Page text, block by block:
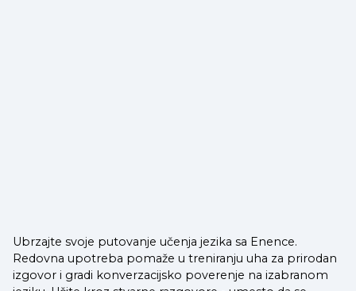
Ubrzajte svoje putovanje učenja jezika sa Enence.
Redovna upotreba pomaže u treniranju uha za prirodan
izgovor i gradi konverzacijsko poverenje na izabranom